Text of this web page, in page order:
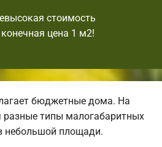
стоимость
цена 1 м2!
бюджетные дома. На
типы малогабаритных
небольшой площади.